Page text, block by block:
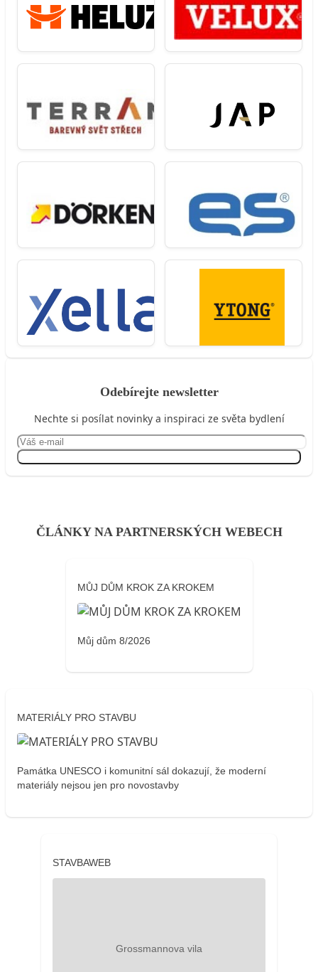
Odebírejte newsletter
Nechte si posílat novinky a inspiraci ze světa bydlení
ČLÁNKY NA PARTNERSKÝCH WEBECH
MŮJ DŮM KROK ZA KROKEM
Můj dům 8/2026
MATERIÁLY PRO STAVBU
Památka UNESCO i komunitní sál dokazují, že moderní
materiály nejsou jen pro novostavby
STAVBAWEB